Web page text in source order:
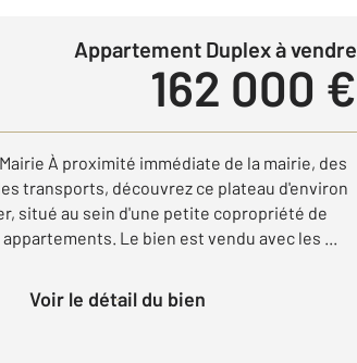
Appartement Duplex à vendre
162 000 €
À proximité immédiate de la mairie, des
transports, découvrez ce plateau d'environ
situé au sein d'une petite copropriété de
Le bien est vendu avec les ...
Voir le détail du bien